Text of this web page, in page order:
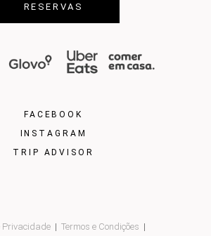
RESERVAS
FACEBOOK
INSTAGRAM
TRIP ADVISOR
Privacidade Termos e Condições